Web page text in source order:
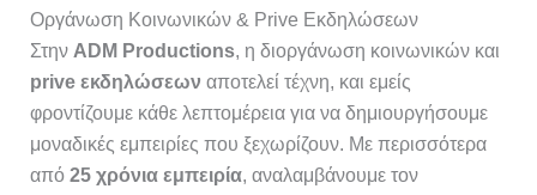
Οργάνωση Κοινωνικών & Prive Εκδηλώσεων
Στην ADM Productions, η διοργάνωση κοινωνικών και
prive εκδηλώσεων αποτελεί τέχνη, και εμείς
φροντίζουμε κάθε λεπτομέρεια για να δημιουργήσουμε
μοναδικές εμπειρίες που ξεχωρίζουν. Με περισσότερα
από 25 χρόνια εμπειρία, αναλαμβάνουμε τον